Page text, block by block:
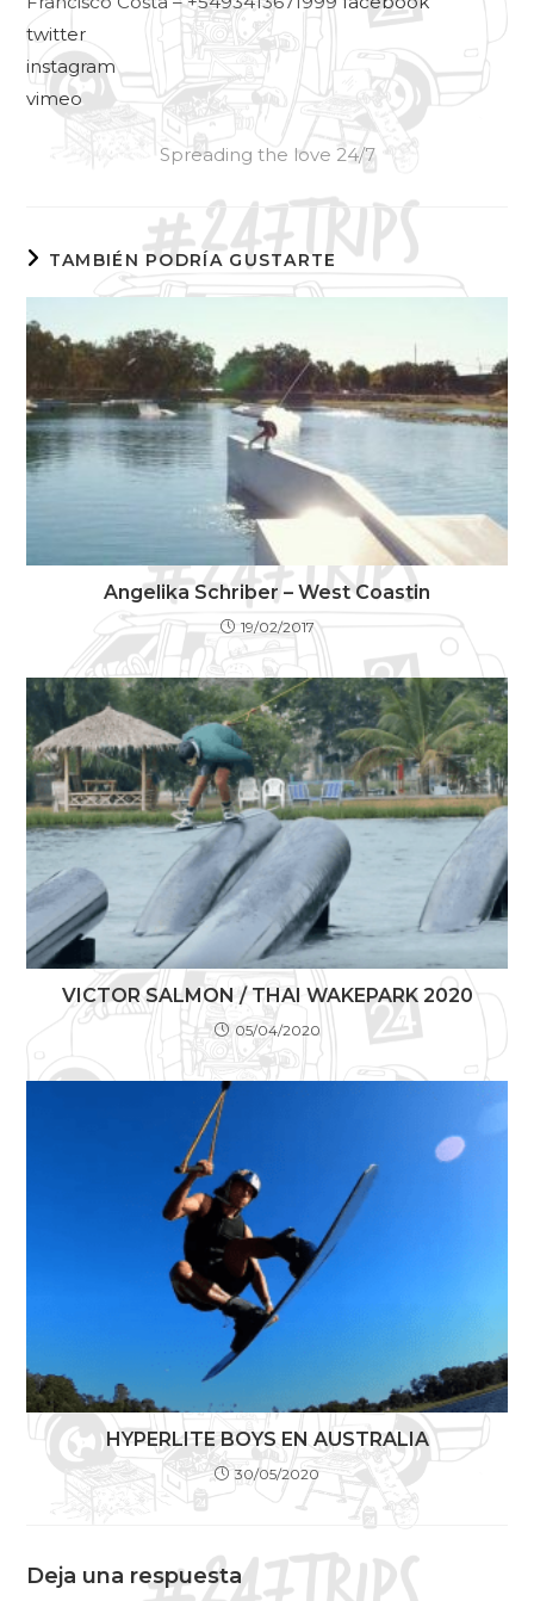
twitter
instagram
vimeo
Spreading the love 24/7
TAMBIÉN PODRÍA GUSTARTE
Angelika Schriber – West Coastin
19/02/2017
VICTOR SALMON / THAI WAKEPARK 2020
05/04/2020
HYPERLITE BOYS EN AUSTRALIA
30/05/2020
Deja una respuesta